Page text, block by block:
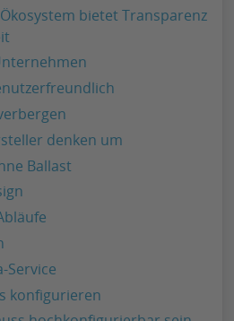
bietet Transparenz
denken um
Ballast
Service
konfigurieren